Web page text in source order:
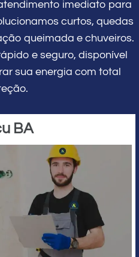
imediato para
curtos, quedas
queimada e chuveiros.
e seguro, disponível
sua energia com total
BA